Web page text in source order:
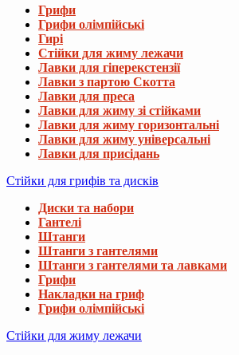
Грифи
Грифи олімпійські
Гирі
Стійки для жиму лежачи
Лавки для гіперекстензії
Лавки з партою Скотта
Лавки для преса
Лавки для жиму зі стійками
Лавки для жиму горизонтальні
Лавки для жиму універсальні
Лавки для присідань
Стійки для грифів та дисків
Диски та набори
Гантелі
Штанги
Штанги з гантелями
Штанги з гантелями та лавками
Грифи
Накладки на гриф
Грифи олімпійські
Стійки для жиму лежачи